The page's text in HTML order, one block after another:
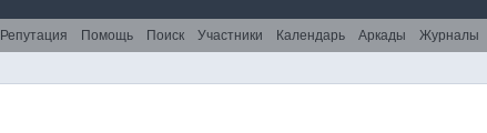
Репутация Помощь Поиск Участники Календарь Аркады Журналы